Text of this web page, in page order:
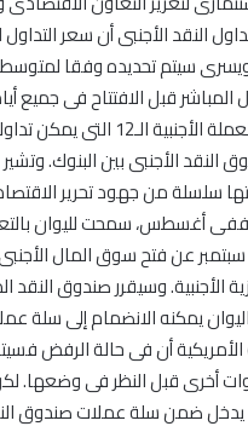
النقد الأجنبى أن سعر
سيتم تحديده وفقا لمتوسط
المباشر قبل الافتتاح فى جميع
السويسرى العملة الأجنبية
الأجنبى بين البنوك.
سلسلة من جهود تحرير الاقتصاد
أعلنت فى 10 سبتمبر عن فتح سوق المال
الأجنبية. وسيقرر صندوق النقد
يمكنه الانضمام إلى سلة
الأمريكية أن فى حالة الرفض
5 سنوات أخرى قبل النظر فى وضعها.
ضمن سلة عملات صندوق